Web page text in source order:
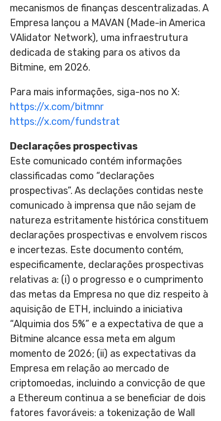
mecanismos de finanças descentralizadas. A
Empresa lançou a MAVAN (Made-in America
VAlidator Network), uma infraestrutura
dedicada de staking para os ativos da
Bitmine, em 2026.
Para mais informações, siga-nos no X:
https://x.com/bitmnr
https://x.com/fundstrat
Declarações prospectivas
Este comunicado contém informações
classificadas como “declarações
prospectivas”. As declações contidas neste
comunicado à imprensa que não sejam de
natureza estritamente histórica constituem
declarações prospectivas e envolvem riscos
e incertezas. Este documento contém,
especificamente, declarações prospectivas
relativas a: (i) o progresso e o cumprimento
das metas da Empresa no que diz respeito à
aquisição de ETH, incluindo a iniciativa
“Alquimia dos 5%” e a expectativa de que a
Bitmine alcance essa meta em algum
momento de 2026; (ii) as expectativas da
Empresa em relação ao mercado de
criptomoedas, incluindo a convicção de que
a Ethereum continua a se beneficiar de dois
fatores favoráveis: a tokenização de Wall